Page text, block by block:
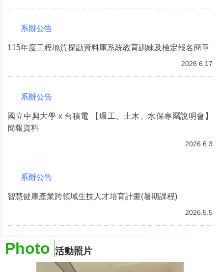
系辦公告
115年度工程地質探勘資料庫系統教育訓練及檢定報名簡章
2026.6.17
系辦公告
國立中興大學 x 台積電 【環工、土木、水保專屬說明會】
簡報資料
2026.6.3
系辦公告
智慧健康產業跨領域生技人才培育計畫(暑期課程)
2026.5.5
Photo 活動照片